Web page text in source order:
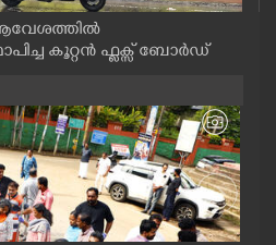
കൂറ്റൻ ഫ്ളക്സ് ബോർഡ്